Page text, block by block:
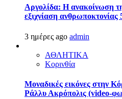
Αργολίδα: Η ανακοίνωση
εξιχνίαση ανθρωποκτονίας
3 ημέρες ago admin
ΑΘΛΗΤΙΚΑ
Κορινθία
Μοναδικές εικόνες στην
Ράλλυ Ακρόπολις (video-